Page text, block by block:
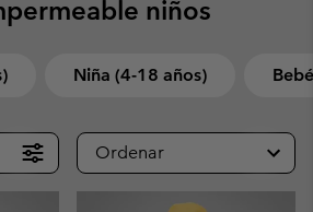
niños
Niña (4-18 años)
Ordenar